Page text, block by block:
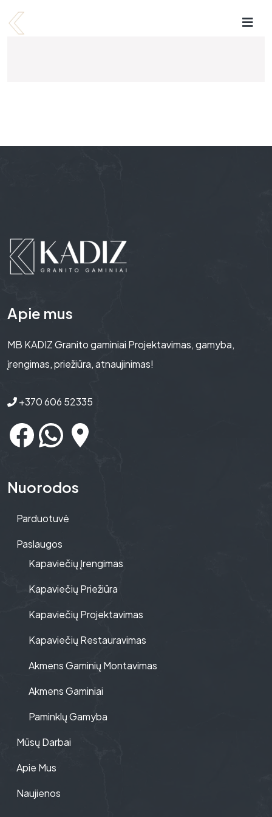
Apie mus
MB KADIZ Granito gaminiai Projektavimas, gamyba,
įrengimas, priežiūra, atnaujinimas!
+370 606 52335
Facebook
WhatsApp
Google Maps
Nuorodos
Parduotuvė
Paslaugos
Kapaviečių Įrengimas
Kapaviečių Priežiūra
Kapaviečių Projektavimas
Kapaviečių Restauravimas
Akmens Gaminių Montavimas
Akmens Gaminiai
Paminklų Gamyba
Mūsų Darbai
Apie Mus
Naujienos